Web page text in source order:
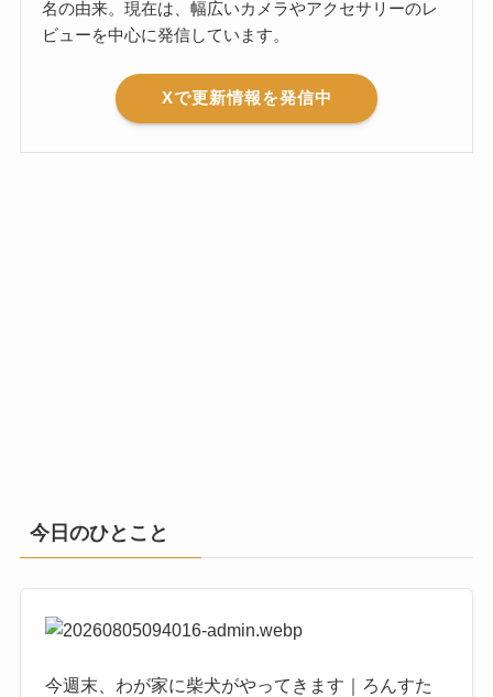
名の由来。現在は、幅広いカメラやアクセサリーのレ
ビューを中心に発信しています。
Xで更新情報を発信中
今日のひとこと
今週末、わが家に柴犬がやってきます｜ろんすた